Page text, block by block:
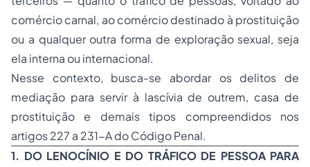
comércio carnal, ao comércio destinado à prostituição
ou a qualquer outra forma de exploração sexual, seja
ela interna ou internacional.
Nesse contexto, busca-se abordar os delitos de
mediação para servir à lascívia de outrem, casa de
prostituição e demais tipos compreendidos nos
artigos 227 a 231-A do Código Penal.
1. DO LENOCÍNIO E DO TRÁFICO DE PESSOA PARA